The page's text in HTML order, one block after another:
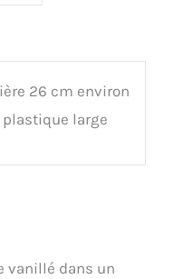
26 cm environ
large
vanillé dans un